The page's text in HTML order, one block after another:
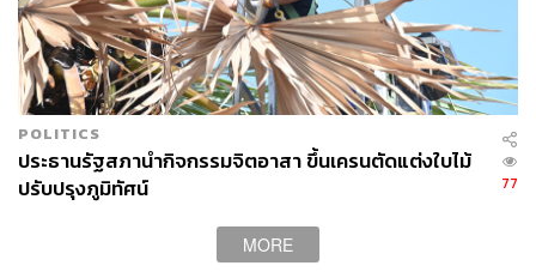
POLITICS
ประธานรัฐสภานำกิจกรรมจิตอาสา ขึ้นเครนตัดแต่งใบไม้
ปรับปรุงภูมิทัศน์
77
MORE